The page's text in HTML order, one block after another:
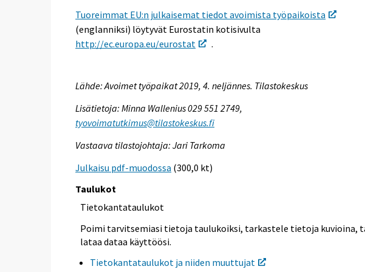
Tuoreimmat EU:n julkaisemat tiedot avoimista työpaikoista
(englanniksi) löytyvät Eurostatin kotisivulta
http://ec.europa.eu/eurostat
.
Lähde: Avoimet työpaikat 2019, 4. neljännes. Tilastokeskus
Lisätietoja: Minna Wallenius 029 551 2749,
tyovoimatutkimus@tilastokeskus.fi
Vastaava tilastojohtaja: Jari Tarkoma
Julkaisu pdf-muodossa (300,0 kt)
Taulukot
Tietokantataulukot
Poimi tarvitsemiasi tietoja taulukoiksi, tarkastele tietoja kuvioina,
lataa dataa käyttöösi.
Tietokantataulukot ja niiden muuttujat